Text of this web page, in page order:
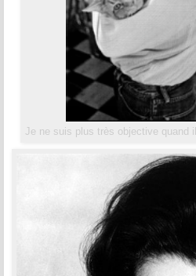
Je ne suis plus très objective quand